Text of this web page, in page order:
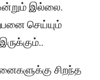
இல்லை.
செய்யும்
சிறந்த